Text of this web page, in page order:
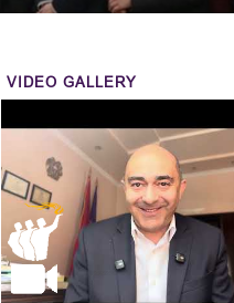
VIDEO GALLERY